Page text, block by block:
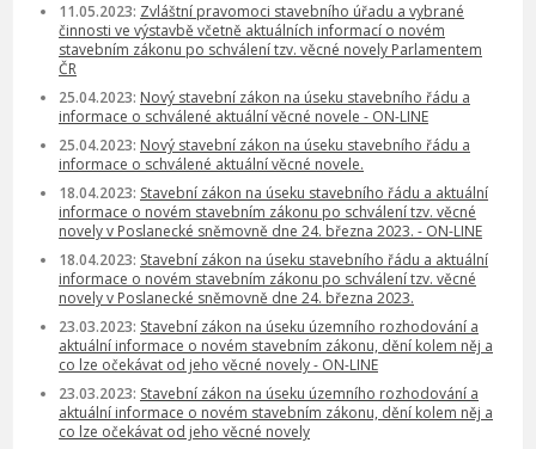
11.05.2023: Zvláštní pravomoci stavebního úřadu a vybrané
činnosti ve výstavbě včetně aktuálních informací o novém
stavebním zákonu po schválení tzv. věcné novely Parlamentem
ČR
25.04.2023: Nový stavební zákon na úseku stavebního řádu a
informace o schválené aktuální věcné novele - ON-LINE
25.04.2023: Nový stavební zákon na úseku stavebního řádu a
informace o schválené aktuální věcné novele.
18.04.2023: Stavební zákon na úseku stavebního řádu a aktuální
informace o novém stavebním zákonu po schválení tzv. věcné
novely v Poslanecké sněmovně dne 24. března 2023. - ON-LINE
18.04.2023: Stavební zákon na úseku stavebního řádu a aktuální
informace o novém stavebním zákonu po schválení tzv. věcné
novely v Poslanecké sněmovně dne 24. března 2023.
23.03.2023: Stavební zákon na úseku územního rozhodování a
aktuální informace o novém stavebním zákonu, dění kolem něj a
co lze očekávat od jeho věcné novely - ON-LINE
23.03.2023: Stavební zákon na úseku územního rozhodování a
aktuální informace o novém stavebním zákonu, dění kolem něj a
co lze očekávat od jeho věcné novely